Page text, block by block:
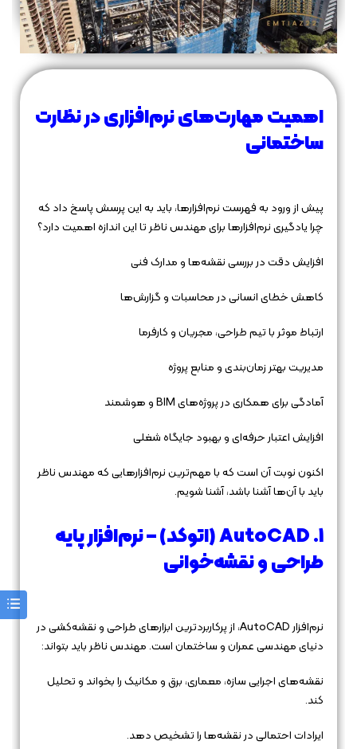
اهمیت مهارت‌های نرم‌افزاری در نظارت
ساختمانی
پیش از ورود به فهرست نرم‌افزارها، باید به این پرسش پاسخ داد که
چرا یادگیری نرم‌افزارها برای مهندس ناظر تا این اندازه اهمیت دارد؟
افزایش دقت در بررسی نقشه‌ها و مدارک فنی
کاهش خطای انسانی در محاسبات و گزارش‌ها
ارتباط موثر با تیم طراحی، مجریان و کارفرما
مدیریت بهتر زمان‌بندی و منابع پروژه
آمادگی برای همکاری در پروژه‌های BIM و هوشمند
افزایش اعتبار حرفه‌ای و بهبود جایگاه شغلی
اکنون نوبت آن است که با مهم‌ترین نرم‌افزارهایی که مهندس ناظر
باید با آن‌ها آشنا باشد، آشنا شویم.
1. AutoCAD (اتوکد) – نرم‌افزار پایه
طراحی و نقشه‌خوانی
نرم‌افزار AutoCAD، از پرکاربردترین ابزارهای طراحی و نقشه‌کشی در
دنیای مهندسی عمران و ساختمان است. مهندس ناظر باید بتواند:
نقشه‌های اجرایی سازه، معماری، برق و مکانیک را بخواند و تحلیل
کند.
ایرادات احتمالی در نقشه‌ها را تشخیص دهد.